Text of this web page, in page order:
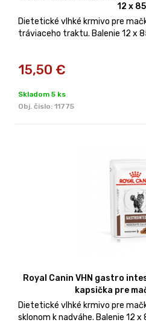
12 x
Dietetické vlhké krmivo pre
tráviaceho traktu. Balenie 12 x
15,50 €
Skladom 5 ks
Obj. čislo: 11775
Royal Canin VHN gastro
kapsička pre
Dietetické vlhké krmivo pre
sklonom k nadváhe. Balenie 12 x